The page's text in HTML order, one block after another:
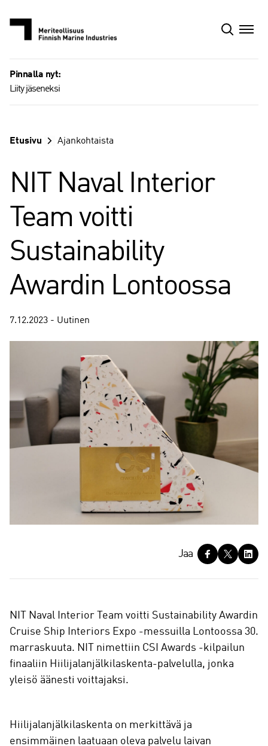
sisältöön
Pinnalla nyt:
Liity jäseneksi
Etusivu Ajankohtaista
NIT Naval Interior
Team voitti
Sustainability
Awardin Lontoossa
7.12.2023 - Uutinen
a
Jaa
NIT Naval Interior Team voitti Sustainability Awardin
Cruise Ship Interiors Expo -messuilla Lontoossa 30.
marraskuuta. NIT nimettiin CSI Awards -kilpailun
finaaliin Hiilijalanjälkilaskenta-palvelulla, jonka
yleisö äänesti voittajaksi.
Hiilijalanjälkilaskenta on merkittävä ja
ensimmäinen laatuaan oleva palvelu laivan